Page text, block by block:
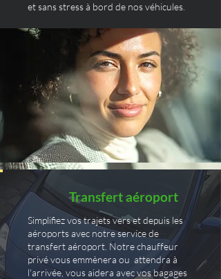
et sans stress à bord de nos véhicules.
Transfert aéroport
Simplifiez vos trajets vers et depuis les
aéroports avec notre service de
transfert aéroport. Notre chauffeur
privé vous emmènera ou attendra à
l'arrivée, vous aidera avec vos bagages